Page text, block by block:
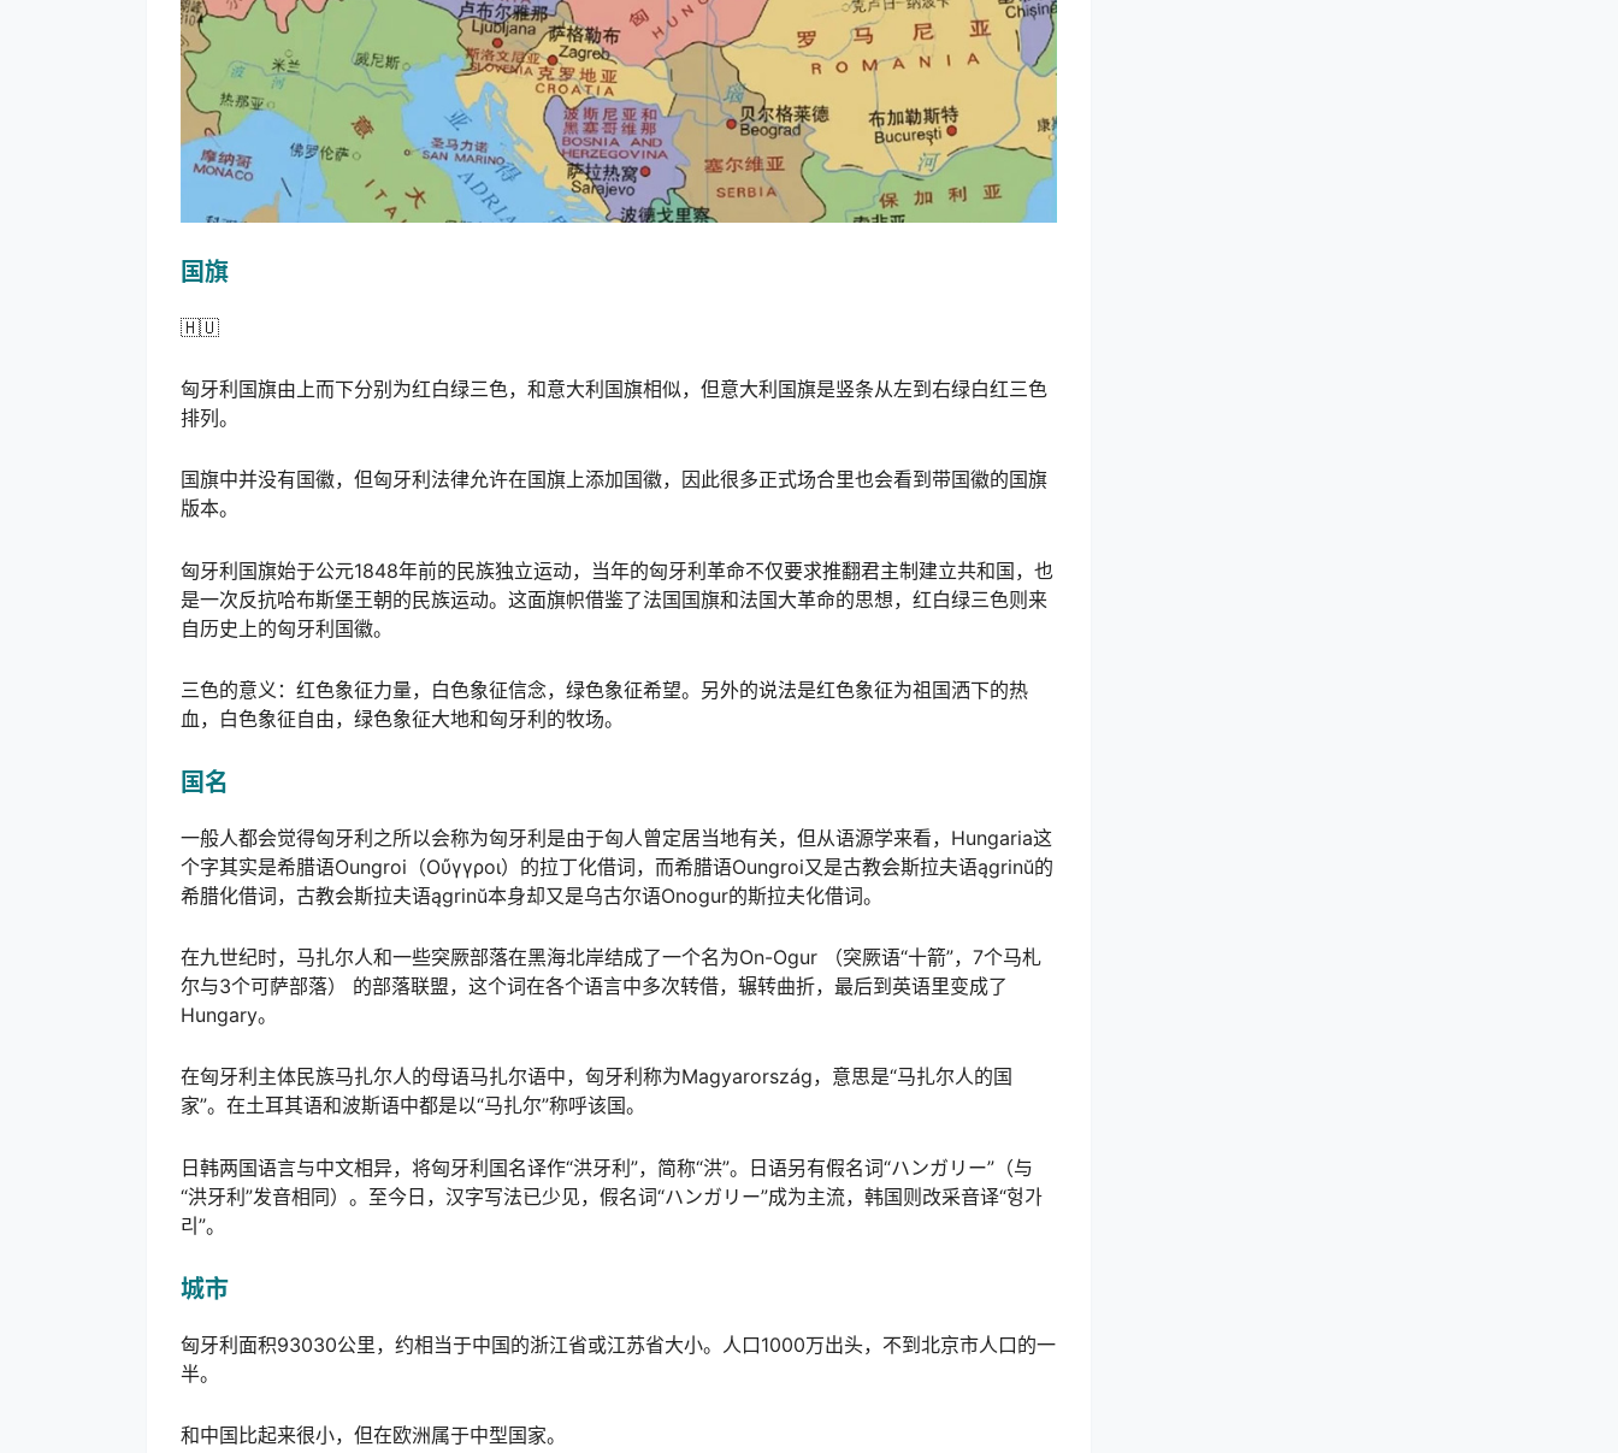
国旗
🇭🇺
匈牙利国旗由上而下分别为红白绿三色，和意大利国旗相似，但意大利国旗是竖条从左到右绿白红三色
排列。
国旗中并没有国徽，但匈牙利法律允许在国旗上添加国徽，因此很多正式场合里也会看到带国徽的国旗
版本。
匈牙利国旗始于公元1848年前的民族独立运动，当年的匈牙利革命不仅要求推翻君主制建立共和国，也
是一次反抗哈布斯堡王朝的民族运动。这面旗帜借鉴了法国国旗和法国大革命的思想，红白绿三色则来
自历史上的匈牙利国徽。
三色的意义：红色象征力量，白色象征信念，绿色象征希望。另外的说法是红色象征为祖国洒下的热
血，白色象征自由，绿色象征大地和匈牙利的牧场。
国名
一般人都会觉得匈牙利之所以会称为匈牙利是由于匈人曾定居当地有关，但从语源学来看，Hungaria这
个字其实是希腊语Oungroi（Οὔγγροι）的拉丁化借词，而希腊语Oungroi又是古教会斯拉夫语ągrinŭ的
希腊化借词，古教会斯拉夫语ągrinŭ本身却又是乌古尔语Onogur的斯拉夫化借词。
在九世纪时，马扎尔人和一些突厥部落在黑海北岸结成了一个名为On-Ogur （突厥语“十箭”，7个马札
尔与3个可萨部落） 的部落联盟，这个词在各个语言中多次转借，辗转曲折，最后到英语里变成了
Hungary。
在匈牙利主体民族马扎尔人的母语马扎尔语中，匈牙利称为Magyarország，意思是“马扎尔人的国
家”。在土耳其语和波斯语中都是以“马扎尔”称呼该国。
日韩两国语言与中文相异，将匈牙利国名译作“洪牙利”，简称“洪”。日语另有假名词“ハンガリー”（与
“洪牙利”发音相同）。至今日，汉字写法已少见，假名词“ハンガリー”成为主流，韩国则改采音译“헝가
리”。
城市
匈牙利面积93030公里，约相当于中国的浙江省或江苏省大小。人口1000万出头，不到北京市人口的一
半。
和中国比起来很小，但在欧洲属于中型国家。